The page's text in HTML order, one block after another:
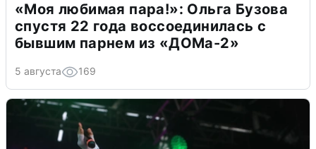
«Моя любимая пара!»: Ольга Бузова
спустя 22 года воссоединилась с
бывшим парнем из «ДОМа-2»
5 августа 169